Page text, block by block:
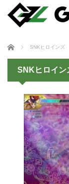
ホーム SNKヒロインズ
SNKヒロイン